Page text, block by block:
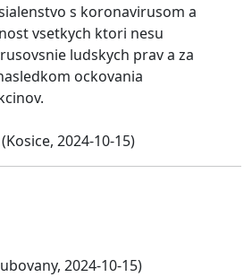
s koronavirusom a
vsetkych ktori nesu
ludskych prav a za
ockovania
(Kosice, 2024-10-15)
2024-10-15)